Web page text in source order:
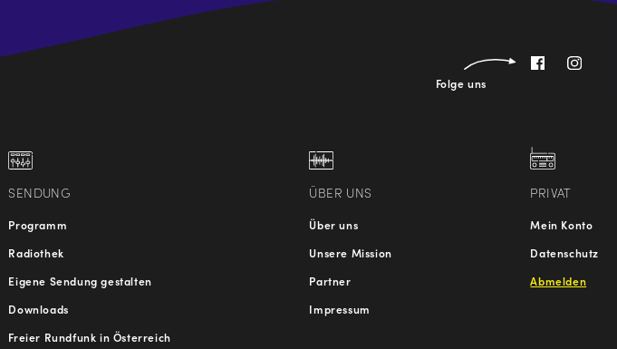
Folge uns
SENDUNG
Programm
Radiothek
Eigene Sendung gestalten
Downloads
Freier Rundfunk in Österreich
ÜBER UNS
Über uns
Unsere Mission
Partner
Impressum
PRIVAT
Mein Konto
Datenschutz
Abmelden